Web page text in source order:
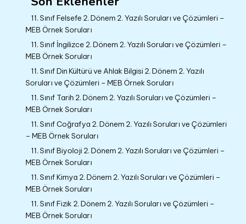
11. Sınıf Felsefe 2. Dönem 2. Yazılı Soruları ve Çözümleri –
MEB Örnek Soruları
11. Sınıf İngilizce 2. Dönem 2. Yazılı Soruları ve Çözümleri –
MEB Örnek Soruları
11. Sınıf Din Kültürü ve Ahlak Bilgisi 2. Dönem 2. Yazılı
Soruları ve Çözümleri – MEB Örnek Soruları
11. Sınıf Tarih 2. Dönem 2. Yazılı Soruları ve Çözümleri –
MEB Örnek Soruları
11. Sınıf Coğrafya 2. Dönem 2. Yazılı Soruları ve Çözümleri
– MEB Örnek Soruları
11. Sınıf Biyoloji 2. Dönem 2. Yazılı Soruları ve Çözümleri –
MEB Örnek Soruları
11. Sınıf Kimya 2. Dönem 2. Yazılı Soruları ve Çözümleri –
MEB Örnek Soruları
11. Sınıf Fizik 2. Dönem 2. Yazılı Soruları ve Çözümleri –
MEB Örnek Soruları